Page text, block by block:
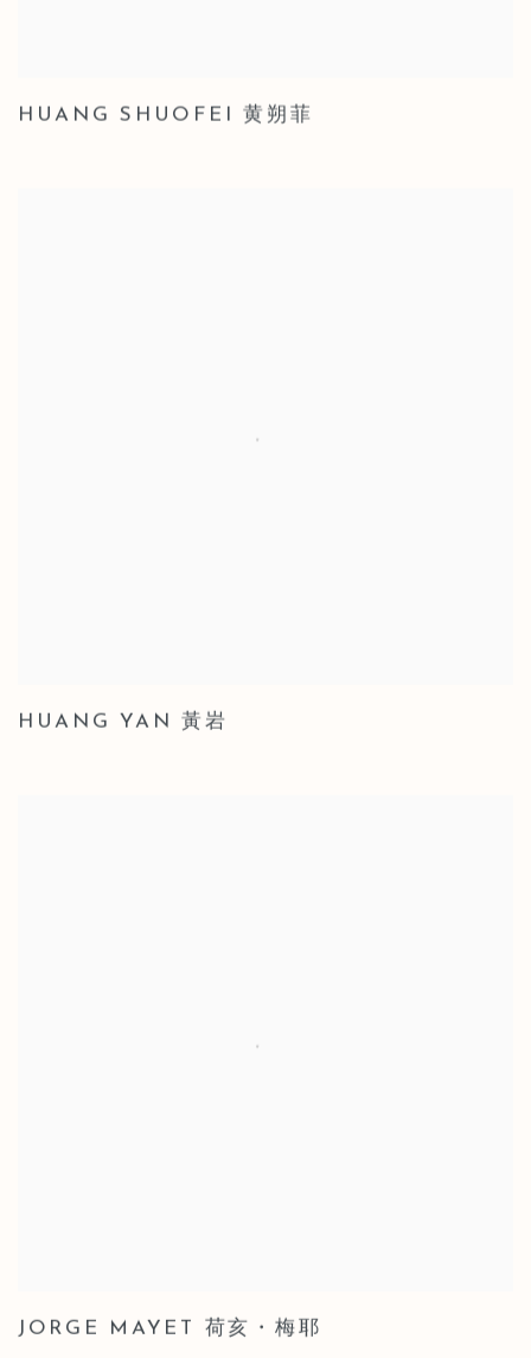
HUANG SHUOFEI 黄朔菲
HUANG YAN 黃岩
JORGE MAYET 荷亥・梅耶